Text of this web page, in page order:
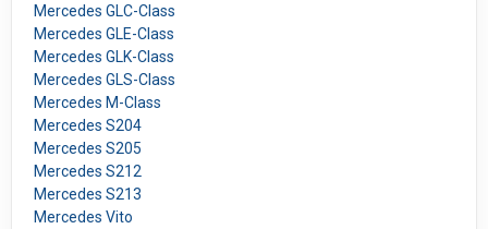
Mercedes GLC-Class
Mercedes GLE-Class
Mercedes GLK-Class
Mercedes GLS-Class
Mercedes M-Class
Mercedes S204
Mercedes S205
Mercedes S212
Mercedes S213
Mercedes Vito